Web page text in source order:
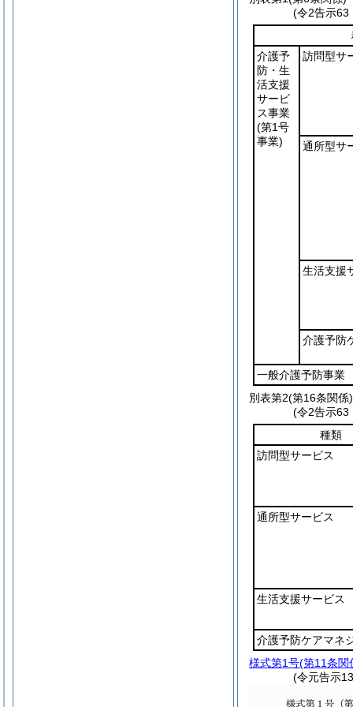
(令2告示63
介護予
防・生
活支援
サービ
ス事業
(第1号
事業)
訪問型サ
通所型サ
生活支援
介護予防
一般介護予防事業
別表第2(第16条関係)
(令2告示63
種類
訪問型サービス
通所型サービス
生活支援サービス
介護予防ケアマネ
様式第1号(第11条関
(令元告示